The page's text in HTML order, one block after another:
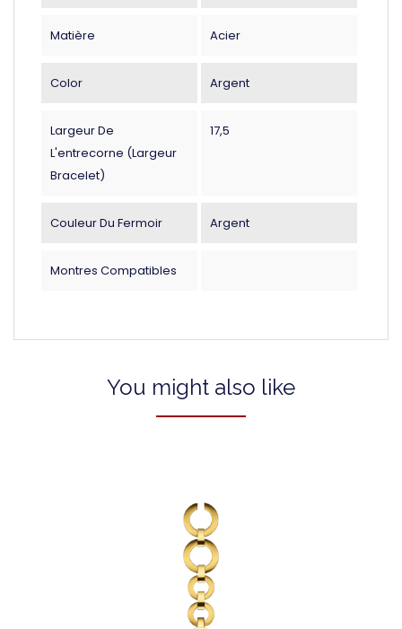
Matière Acier
Color Argent
Largeur De
L'entrecorne (largeur
Bracelet)
17,5
Couleur Du Fermoir Argent
Montres Compatibles
You might also like